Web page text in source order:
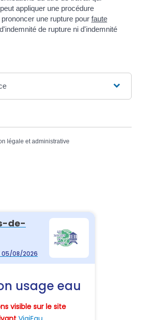
appliquer une procédure
une rupture pour faute
de rupture ni d'indemnité
légale et administrative